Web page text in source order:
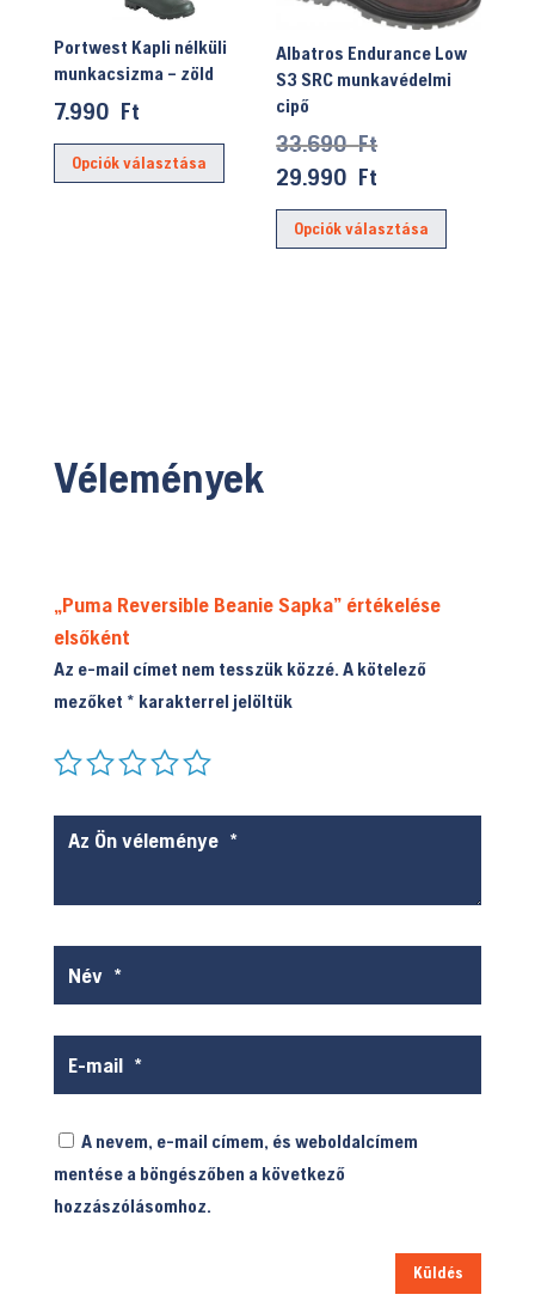
termékoldalon
választhatók
Portwest Kapli nélküli
munkacsizma – zöld
7.990 Ft
Opciók választása
Ennek
ki
Albatros Endurance Low
S3 SRC munkavédelmi
cipő
33.690FtOriginal
was:
33.690 Ft.
29.990 Ft
price
is:
Opciók választása
Ennek
Vélemények
„Puma Reversible Beanie Sapka” értékelése
elsőként
Az e-mail címet nem tesszük közzé. A kötelező
mezőket * karakterrel jelöltük
A nevem, e-mail címem, és weboldalcímem
mentése a böngészőben a következő
hozzászólásomhoz.
Küldés